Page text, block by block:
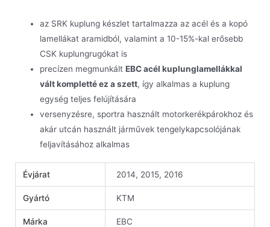
az SRK kuplung készlet tartalmazza az acél és a kopó
lamellákat aramidból, valamint a 10-15%-kal erősebb
CSK kuplungrugókat is
precízen megmunkáltEBC acél kuplunglamellákkal
vált kompletté ez a szett, így alkalmas a kuplung
egység teljes felújítására
versenyzésre, sportra használt motorkerékpárokhoz és
akár utcán használt járművek tengelykapcsolójának
feljavításához alkalmas
Évjárat 2014, 2015, 2016
Gyártó KTM
Márka EBC